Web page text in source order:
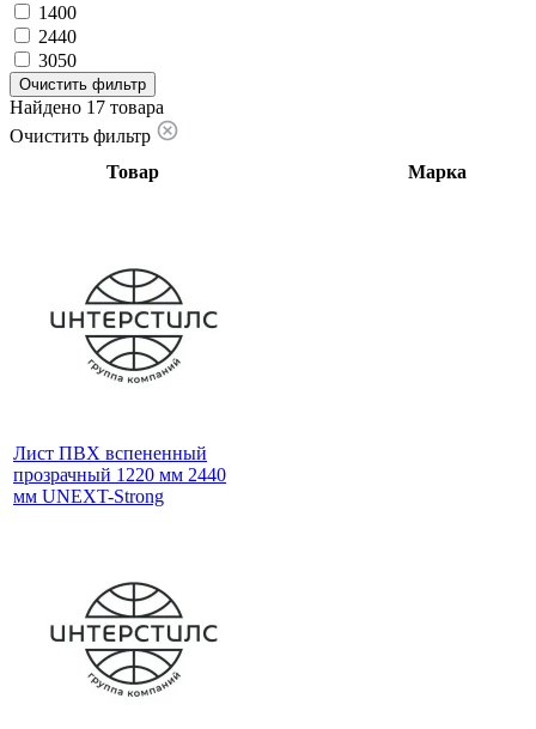
1400
2440
3050
Очистить фильтр
Найдено 17 товара
Очистить фильтр
Товар
Марка
Лист ПВХ вспененный
прозрачный 1220 мм 2440
мм UNEXT-Strong